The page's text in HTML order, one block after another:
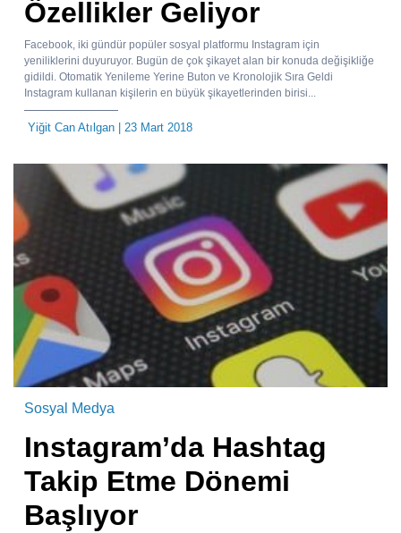
Özellikler Geliyor
Facebook, iki gündür popüler sosyal platformu Instagram için
yeniliklerini duyuruyor. Bugün de çok şikayet alan bir konuda değişikliğe
gidildi. Otomatik Yenileme Yerine Buton ve Kronolojik Sıra Geldi
Instagram kullanan kişilerin en büyük şikayetlerinden birisi...
Yiğit Can Atılgan | 23 Mart 2018
Sosyal Medya
Instagram’da Hashtag
Takip Etme Dönemi
Başlıyor